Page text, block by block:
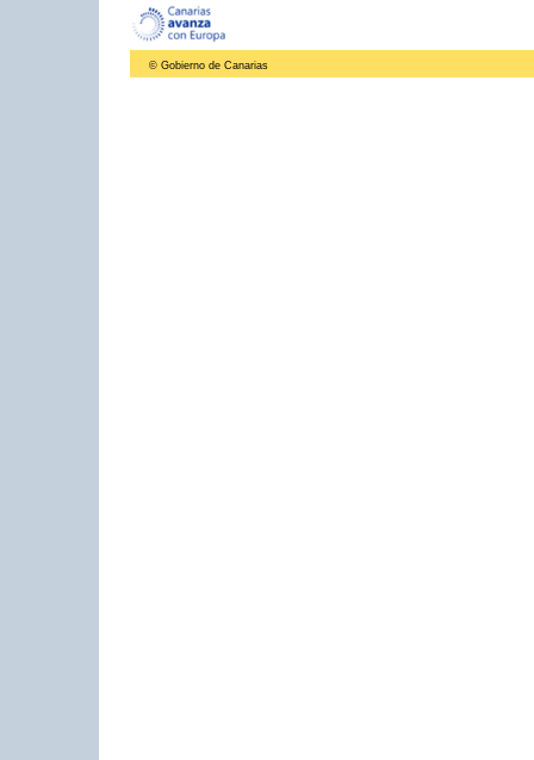
© Gobierno de Canarias